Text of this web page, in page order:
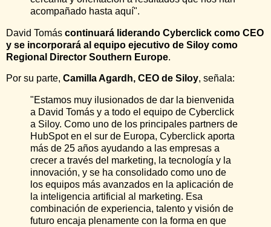
acompañado hasta aquí".
David Tomás continuará liderando Cyberclick como CEO
y se incorporará al equipo ejecutivo de Siloy como
Regional Director Southern Europe.
Por su parte, Camilla Agardh, CEO de Siloy, señala:
"Estamos muy ilusionados de dar la bienvenida
a David Tomás y a todo el equipo de Cyberclick
a Siloy. Como uno de los principales partners de
HubSpot en el sur de Europa, Cyberclick aporta
más de 25 años ayudando a las empresas a
crecer a través del marketing, la tecnología y la
innovación, y se ha consolidado como uno de
los equipos más avanzados en la aplicación de
la inteligencia artificial al marketing. Esa
combinación de experiencia, talento y visión de
futuro encaja plenamente con la forma en que